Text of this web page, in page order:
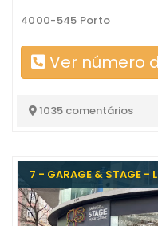
4000-545 Porto
Ver número
1035 comentários
7 - GARAGE & STAGE -